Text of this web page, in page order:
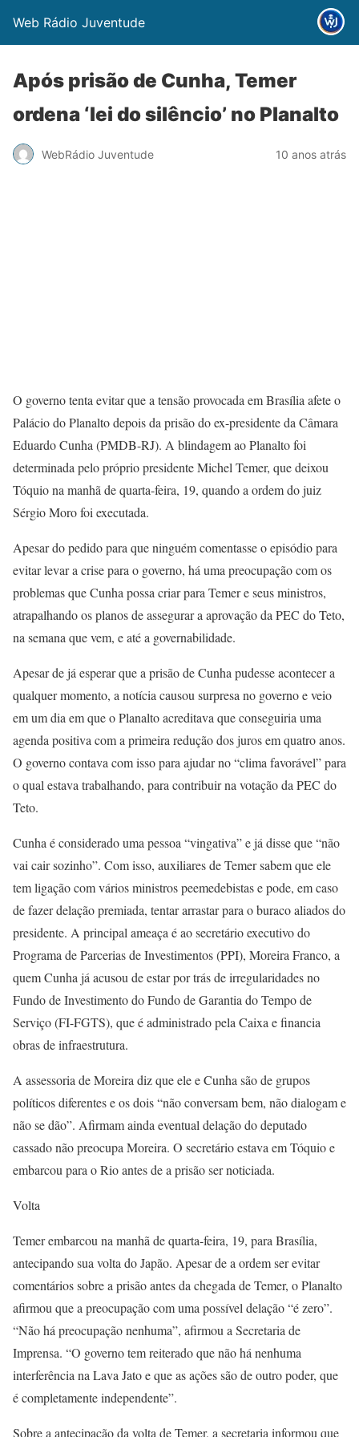
Web Rádio Juventude
Após prisão de Cunha, Temer
ordena ‘lei do silêncio’ no Planalto
WebRádio Juventude 10 anos atrás
O governo tenta evitar que a tensão provocada em Brasília afete o
Palácio do Planalto depois da prisão do ex-presidente da Câmara
Eduardo Cunha (PMDB-RJ). A blindagem ao Planalto foi
determinada pelo próprio presidente Michel Temer, que deixou
Tóquio na manhã de quarta-feira, 19, quando a ordem do juiz
Sérgio Moro foi executada.
Apesar do pedido para que ninguém comentasse o episódio para
evitar levar a crise para o governo, há uma preocupação com os
problemas que Cunha possa criar para Temer e seus ministros,
atrapalhando os planos de assegurar a aprovação da PEC do Teto,
na semana que vem, e até a governabilidade.
Apesar de já esperar que a prisão de Cunha pudesse acontecer a
qualquer momento, a notícia causou surpresa no governo e veio
em um dia em que o Planalto acreditava que conseguiria uma
agenda positiva com a primeira redução dos juros em quatro anos.
O governo contava com isso para ajudar no “clima favorável” para
o qual estava trabalhando, para contribuir na votação da PEC do
Teto.
Cunha é considerado uma pessoa “vingativa” e já disse que “não
vai cair sozinho”. Com isso, auxiliares de Temer sabem que ele
tem ligação com vários ministros peemedebistas e pode, em caso
de fazer delação premiada, tentar arrastar para o buraco aliados do
presidente. A principal ameaça é ao secretário executivo do
Programa de Parcerias de Investimentos (PPI), Moreira Franco, a
quem Cunha já acusou de estar por trás de irregularidades no
Fundo de Investimento do Fundo de Garantia do Tempo de
Serviço (FI-FGTS), que é administrado pela Caixa e financia
obras de infraestrutura.
A assessoria de Moreira diz que ele e Cunha são de grupos
políticos diferentes e os dois “não conversam bem, não dialogam e
não se dão”. Afirmam ainda eventual delação do deputado
cassado não preocupa Moreira. O secretário estava em Tóquio e
embarcou para o Rio antes de a prisão ser noticiada.
Volta
Temer embarcou na manhã de quarta-feira, 19, para Brasília,
antecipando sua volta do Japão. Apesar de a ordem ser evitar
comentários sobre a prisão antes da chegada de Temer, o Planalto
afirmou que a preocupação com uma possível delação “é zero”.
“Não há preocupação nenhuma”, afirmou a Secretaria de
Imprensa. “O governo tem reiterado que não há nenhuma
interferência na Lava Jato e que as ações são de outro poder, que
é completamente independente”.
Sobre a antecipação da volta de Temer, a secretaria informou que